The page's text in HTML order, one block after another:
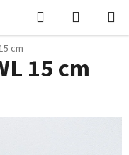
Hledat
KOŠÍK
cm
15 cm